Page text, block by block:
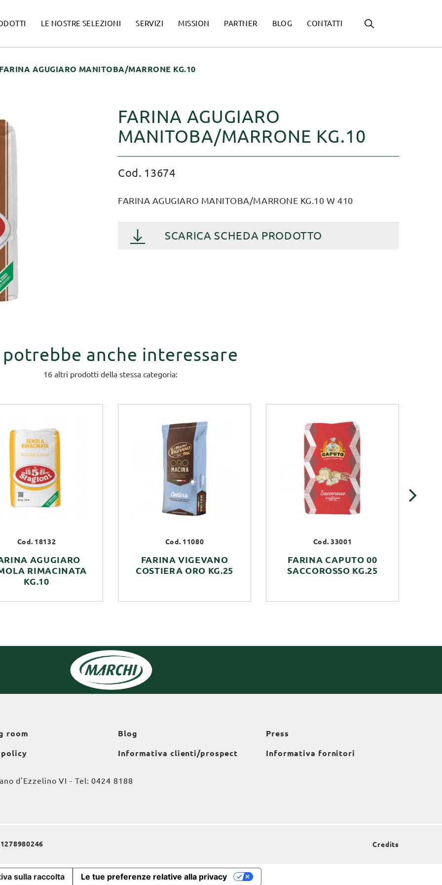
LE NOSTRE SELEZIONI SERVIZI MISSION PARTNER BLOG CONTATTI
AGUGIARO MANITOBA/MARRONE KG.10
FARINA AGUGIARO
MANITOBA/MARRONE KG.10
Cod. 13674
FARINA AGUGIARO MANITOBA/MARRONE KG.10 W 410
SCARICA SCHEDA PRODOTTO
potrebbe anche interessare
16 altri prodotti della stessa categoria:
Cod. 18132
AGUGIARO
RIMACINATA
KG.10
Cod. 11080
FARINA VIGEVANO
COSTIERA ORO KG.25
Cod. 33001
FARINA CAPUTO 00
SACCOROSSO KG.25
room
policy
Blog
Informativa clienti/prospect
Press
Informativa fornitori
d'Ezzelino VI - Tel:0424 8188
Credits
sulla raccolta Le tue preferenze relative alla privacy